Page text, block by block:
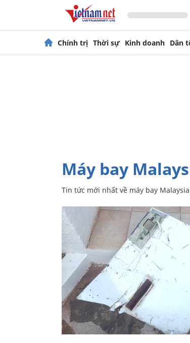
Chính trị Thời sự Kinh doanh Dân
máy bay
Tin tức mới nhất về máy bay Malaysia